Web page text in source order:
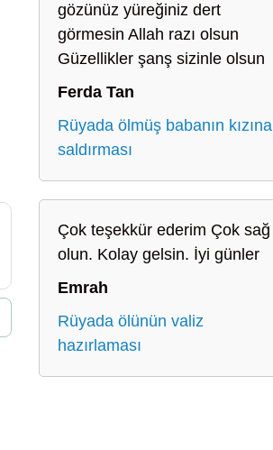
gözünüz yüreğiniz dert
görmesin Allah razı olsun
Güzellikler şanş sizinle olsun
Ferda Tan
Rüyada ölmüş babanın kızına
saldırması
Çok teşekkür ederim Çok sağ
olun. Kolay gelsin. İyi günler
Emrah
Rüyada ölünün valiz
hazırlaması